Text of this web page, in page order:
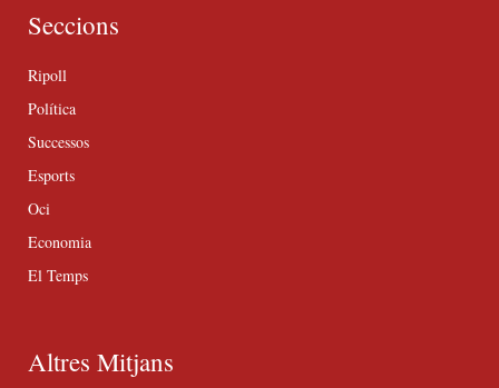
Seccions
Ripoll
Política
Successos
Esports
Oci
Economia
El Temps
Altres Mitjans